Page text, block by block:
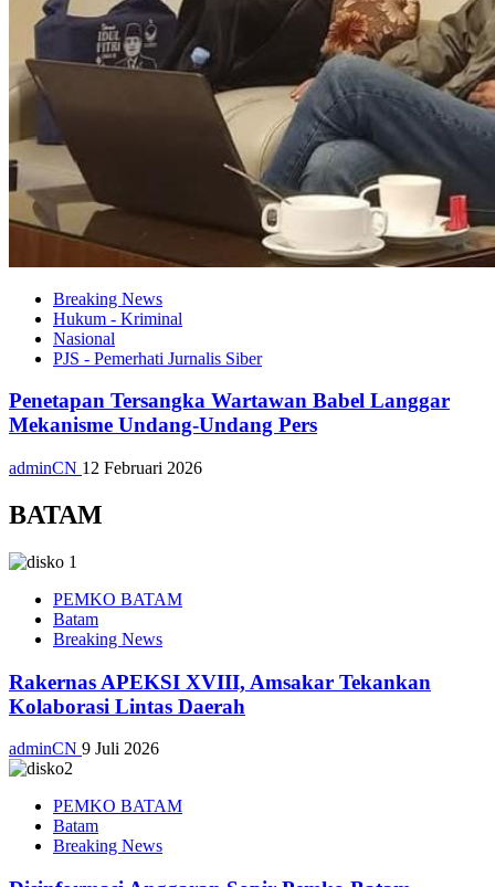
Breaking News
Hukum - Kriminal
Nasional
PJS - Pemerhati Jurnalis Siber
Penetapan Tersangka Wartawan Babel Langgar
Mekanisme Undang-Undang Pers
adminCN 12 Februari 2026
BATAM
PEMKO BATAM
Batam
Breaking News
Rakernas APEKSI XVIII, Amsakar Tekankan
Kolaborasi Lintas Daerah
adminCN 9 Juli 2026
PEMKO BATAM
Batam
Breaking News